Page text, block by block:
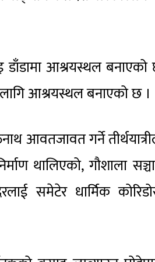
आश्रयस्थल बनाएको
आश्रयस्थल बनाएको छ ।
आवतजावत गर्ने
थालिएको, गौशाला
समेटेर धार्मिक